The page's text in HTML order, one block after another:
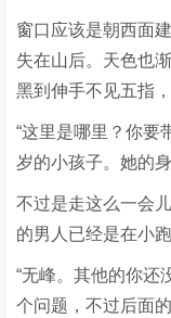
窗口应该是朝西面
失在山后。天色也
黑到伸手不见五指
“这里是哪里？你要
岁的小孩子。她的
不过是走这么一会
的男人已经是在小跑
“无峰。其他的你还
个问题，不过后面